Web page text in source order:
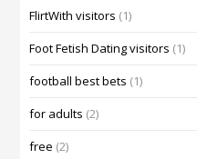
FlirtWith visitors (1)
Foot Fetish Dating visitors (1)
football best bets (1)
for adults (2)
free (2)